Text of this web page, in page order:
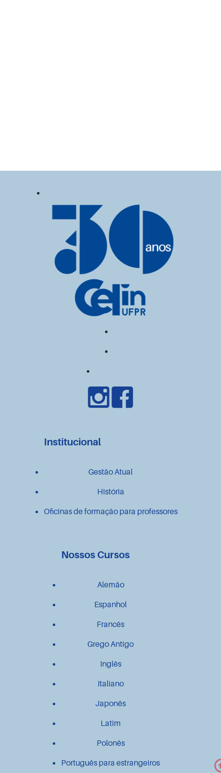
Institucional
Gestão Atual
História
Oficinas de formação para professores
Nossos Cursos
Alemão
Espanhol
Francês
Grego Antigo
Inglês
Italiano
Japonês
Latim
Polonês
Português para estrangeiros